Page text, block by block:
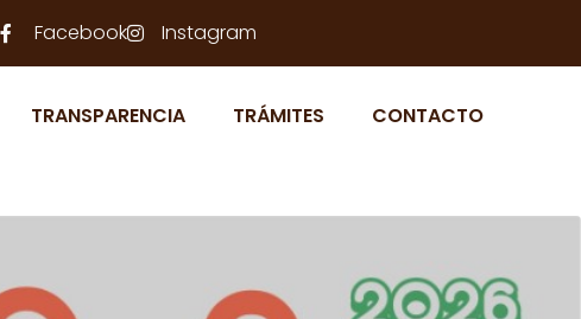
Facebook Instagram
TRANSPARENCIA TRÁMITES CONTACTO